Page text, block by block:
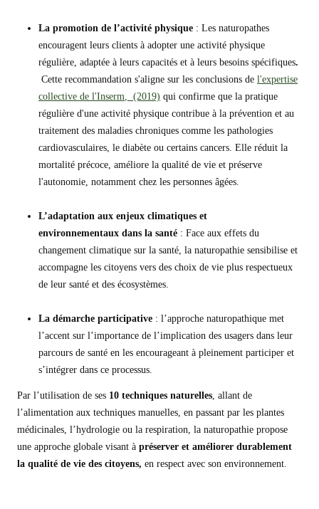
La promotion de l’activité physique : Les naturopathes
encouragent leurs clients à adopter une activité physique
régulière, adaptée à leurs capacités et à leurs besoins spécifiques.
Cette recommandation s'aligne sur les conclusions de l'expertise
collective de l'Inserm, (2019) qui confirme que la pratique
régulière d'une activité physique contribue à la prévention et au
traitement des maladies chroniques comme les pathologies
cardiovasculaires, le diabète ou certains cancers. Elle réduit la
mortalité précoce, améliore la qualité de vie et préserve
l'autonomie, notamment chez les personnes âgées.
L’adaptation aux enjeux climatiques et
environnementaux dans la santé : Face aux effets du
changement climatique sur la santé, la naturopathie sensibilise et
accompagne les citoyens vers des choix de vie plus respectueux
de leur santé et des écosystèmes.
La démarche participative : l’approche naturopathique met
l’accent sur l’importance de l’implication des usagers dans leur
parcours de santé en les encourageant à pleinement participer et
s’intégrer dans ce processus.
Par l’utilisation de ses 10 techniques naturelles, allant de
l’alimentation aux techniques manuelles, en passant par les plantes
médicinales, l’hydrologie ou la respiration, la naturopathie propose
une approche globale visant à préserver et améliorer durablement
la qualité de vie des citoyens, en respect avec son environnement.